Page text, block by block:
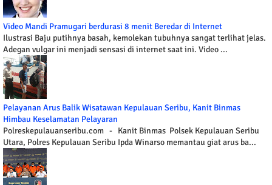
Video Mandi Pramugari berdurasi 8 menit Beredar di Internet
Ilustrasi Baju putihnya basah, kemolekan tubuhnya sangat terlihat jelas.
Adegan vulgar ini menjadi sensasi di internet saat ini. Video ...
Pelayanan Arus Balik Wisatawan Kepulauan Seribu, Kanit Binmas
Himbau Keselamatan Pelayaran
Polreskepulauanseribu.com - Kanit Binmas Polsek Kepulauan Seribu
Utara, Polres Kepulauan Seribu Ipda Winarso memantau giat arus ba...